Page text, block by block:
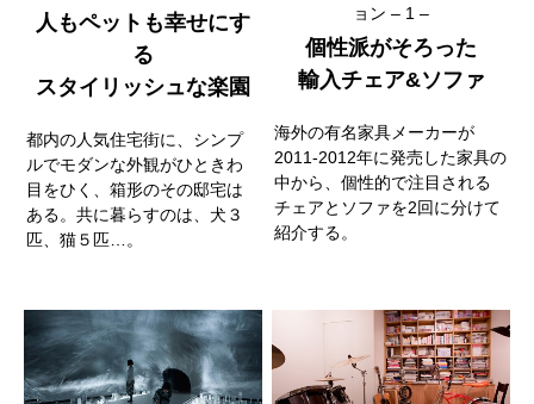
人もペットも幸せにす
る
スタイリッシュな楽園
都内の人気住宅街に、シンプ
ルでモダンな外観がひときわ
目をひく、箱形のその邸宅は
ある。共に暮らすのは、犬３
匹、猫５匹…。
ョン – 1 –
個性派がそろった
輸入チェア&ソファ
海外の有名家具メーカーが
2011-2012年に発売した家具の
中から、個性的で注目される
チェアとソファを2回に分けて
紹介する。